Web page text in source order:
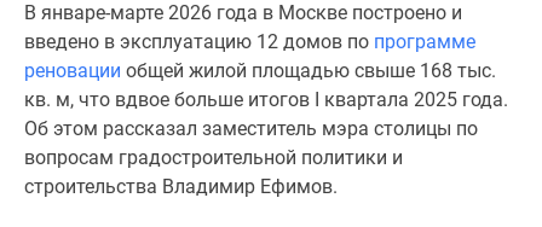
предложения
Коммерческие
помещения
Продавцы
застройщики
Панорамы
В январе-марте 2026 года в Москве построено и
введено в эксплуатацию 12 домов по программе
реновации общей жилой площадью свыше 168 тыс.
кв. м, что вдвое больше итогов I квартала 2025 года.
Об этом рассказал заместитель мэра столицы по
вопросам градостроительной политики и
строительства Владимир Ефимов.